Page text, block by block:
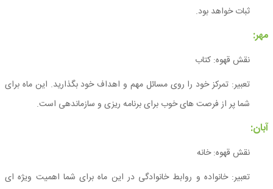
ثبات خواهد بود.
مهر:
نقش قهوه: کتاب
تعبیر: تمرکز خود را روی مسائل مهم و اهداف خود بگذارید. این ماه برای
شما پر از فرصت های خوب برای برنامه ریزی و سازماندهی است.
آبان:
نقش قهوه: خانه
تعبیر: خانواده و روابط خانوادگی در این ماه برای شما اهمیت ویژه ای